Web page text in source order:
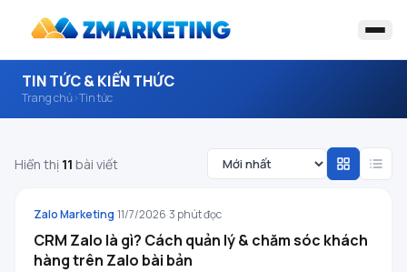
TIN TỨC & KIẾN THỨC
Trang chủ›Tin tức
Hiển thị 11 bài viết
ZALO MARKETING
Zalo Marketing·11/7/2026·3 phút đọc
CRM Zalo là gì? Cách quản lý & chăm sóc khách
hàng trên Zalo bài bản